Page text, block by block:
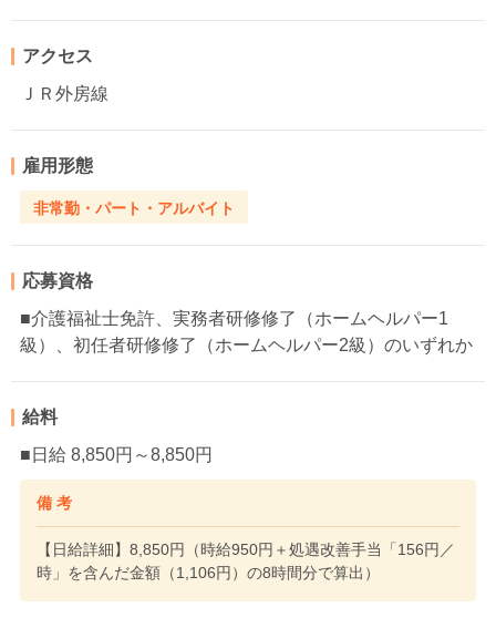
アクセス
ＪＲ外房線
雇用形態
非常勤・パート・アルバイト
応募資格
■介護福祉士免許、実務者研修修了（ホームヘルパー1
級）、初任者研修修了（ホームヘルパー2級）のいずれか
給料
■日給 8,850円～8,850円
備 考
【日給詳細】8,850円（時給950円＋処遇改善手当「156円／
時」を含んだ金額（1,106円）の8時間分で算出）